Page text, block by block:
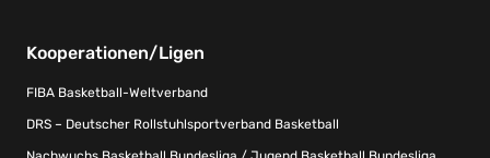
Kooperationen/Ligen
FIBA Basketball-Weltverband
DRS – Deutscher Rollstuhlsportverband Basketball